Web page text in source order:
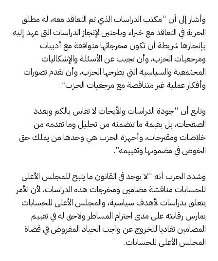
وأشار إلى أن “مكتب الدراسات الذي تم التعاقد معه، له مطلق
الحرية في التعاقد مع خبراء وباحثين لإنجاز الدراسات التي عهد إليه
بإنجازها شريطة أن تكون مخرجاتها متوافقة مع أدبيات
ومرجعيات الحزب، وأن تجيب عن الأسئلة والإشكاليات
المجتمعية والسياسية التي يطرحها الحزب، وأن تقدم تصورات
وأفكار عملية غير متناقضة مع مرجعيات الحزب”.
وتابع أن “جودة الدراسات والأبحاث لا تقاس بالكم وبعدد
الصفحات، بل بقيمة ما تتضمنه من تحليل وما تقدمه من
خلاصات ومقترحات، وأجهزة الحزب هي وحدها من يملك حق
الخوض في مضمونها وتقييمه”.
وشدد الحزب أنه “لا يوجد في القانون ما يتيح للمجلس الأعلى
للحسابات مناقشة مضامين ومخرجات هذه الدراسات، لأن الأمر
يتعلق بدراسات لأهدف سياسية، والمجلس الأعلى للحسابات
يمارس رقابته على مدى احترام المساطر ولاحق له في تقييم
المضامين تفاديا للخروج عن واجب الحياد المفروض في قضاة
المجلس الأعلى للحسابات.